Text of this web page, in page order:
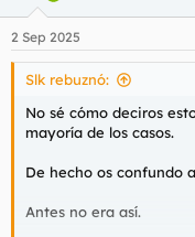
2 Sep 2025
Slk rebuznó:
No sé cómo deciros
mayoría de los casos.
De hecho os confundo
Antes no era así.